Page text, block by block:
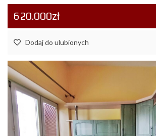
620.000zł
Dodaj do ulubionych